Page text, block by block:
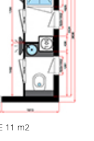
11 m2